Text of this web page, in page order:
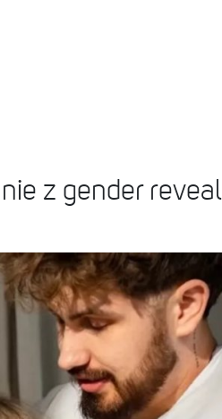
z gender reveal